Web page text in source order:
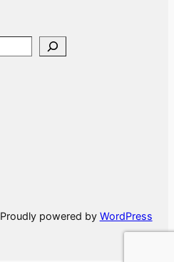
Proudly powered by WordPress